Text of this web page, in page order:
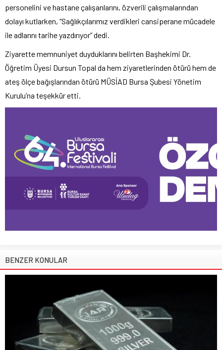
personelini ve hastane çalışanlarını, özverili çalışmalarından
dolayı kutlarken, “Sağlıkçılarımız verdikleri cansiperane mücadele
ile adlarını tarihe yazdırıyor” dedi.
Ziyarette memnuniyet duyduklarını belirten Başhekimi Dr.
Öğretim Üyesi Dursun Topal da hem ziyaretlerinden ötürü hem de
ateş ölçe bağışlarından ötürü MÜSİAD Bursa Şubesi Yönetim
Kurulu’na teşekkür etti.
BENZER KONULAR